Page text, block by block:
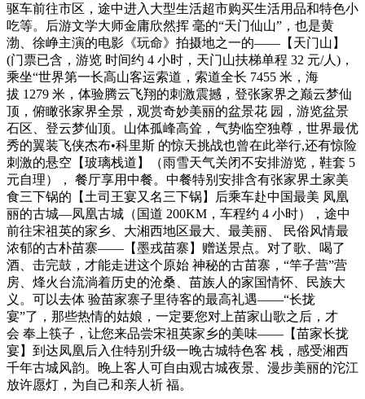
驱车前往市区，途中进入大型生活超市购买生活用品和特色小
吃等。后游文学大师金庸欣然挥 毫的“天门仙山”，也是黄
渤、徐峥主演的电影《玩命》拍摄地之一的——【天门山】
(门票已含，游览 时间约 4 小时，天门山扶梯单程 32 元/人)，
乘坐“世界第一长高山客运索道，索道全长 7455 米，海
拔 1279 米，体验腾云飞翔的刺激震撼，登张家界之巅云梦仙
顶，俯瞰张家界全景，观赏奇妙美丽的盆景花 园，游览盆景
石区、登云梦仙顶。山体孤峰高耸，气势临空独尊，世界最优
秀的翼装飞侠杰布•科里斯 的惊天挑战也曾在此举行,还有惊险
刺激的悬空【玻璃栈道】（雨雪天气关闭不安排游览，鞋套 5
元自理）， 餐厅享用中餐。中餐特别安排含有张家界土家美
食三下锅的【土司王宴又名三下锅】后乘车赴中国最美 凤凰
丽的古城—凤凰古城（国道 200KM，车程约 4 小时），途中
前往宋祖英的家乡、大湘西地区最大、最美丽、 民俗风情最
浓郁的古朴苗寨——【墨戎苗寨】赠送景点。对了歌、喝了
酒、击完鼓，才能走进这个原始 神秘的古苗寨，“竿子营”营
房、烽火台流淌着历史的沧桑、苗族人的家国情怀、民族大
义。可以去体 验苗家寨子里待客的最高礼遇——“长拢
宴”了，那些热情的姑娘，一定要您对上苗家山歌之后，才
会 奉上筷子，让您来品尝宋祖英家乡的美味——【苗家长拢
宴】到达凤凰后入住特别升级一晚古城特色客 栈，感受湘西
千年古城风韵。晚上客人可自由观古城夜景、漫步美丽的沱江
放许愿灯，为自己和亲人祈 福。